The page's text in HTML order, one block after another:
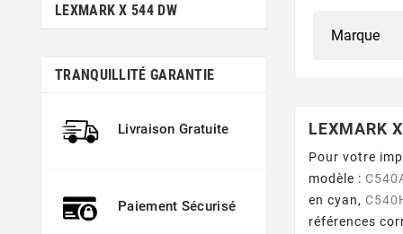
LEXMARK X 544 DW
TRANQUILLITÉ GARANTIE
Livraison Gratuite
Paiement Sécurisé
LEXMARK
Pour votre
modèle :
en cyan,
références